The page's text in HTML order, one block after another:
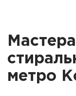
метро